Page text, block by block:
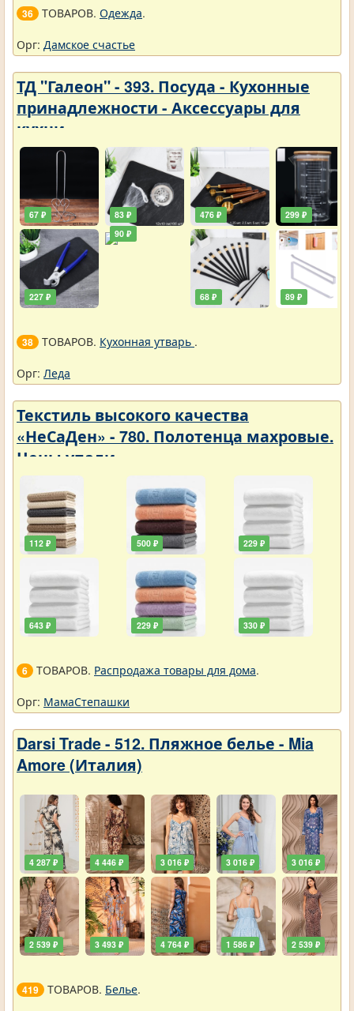
36 ТОВАРОВ. Одежда.
Орг: Дамское счастье
ТД "Галеон" - 393. Посуда - Кухонные
принадлежности - Аксессуары для
кухни
67 ₽
227 ₽
83 ₽
90 ₽
476 ₽
68 ₽
299 ₽
89 ₽
38 ТОВАРОВ. Кухонная утварь .
Орг: Леда
Текстиль высокого качества
«НеСаДен» - 780. Полотенца махровые.
Цены упали
112 ₽
643 ₽
500 ₽
229 ₽
229 ₽
330 ₽
6 ТОВАРОВ. Распродажа товары для дома.
Орг: МамаСтепашки
Darsi Trade - 512. Пляжное белье - Mia
Amore (Италия)
4 287 ₽
2 539 ₽
4 446 ₽
3 493 ₽
3 016 ₽
4 764 ₽
3 016 ₽
1 586 ₽
3 016 ₽
2 539 ₽
419 ТОВАРОВ. Белье.